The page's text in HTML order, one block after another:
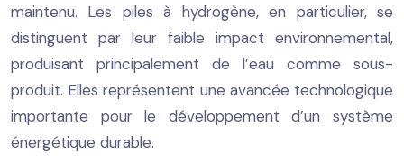
maintenu. Les piles à hydrogène, en particulier, se
distinguent par leur faible impact environnemental,
produisant principalement de l’eau comme sous-
produit. Elles représentent une avancée technologique
importante pour le développement d’un système
énergétique durable.